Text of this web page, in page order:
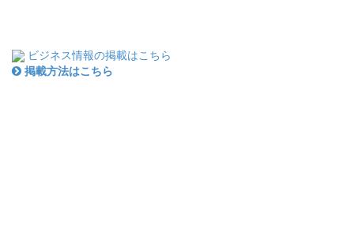
ビジネス情報の掲載はこちら
掲載方法はこちら